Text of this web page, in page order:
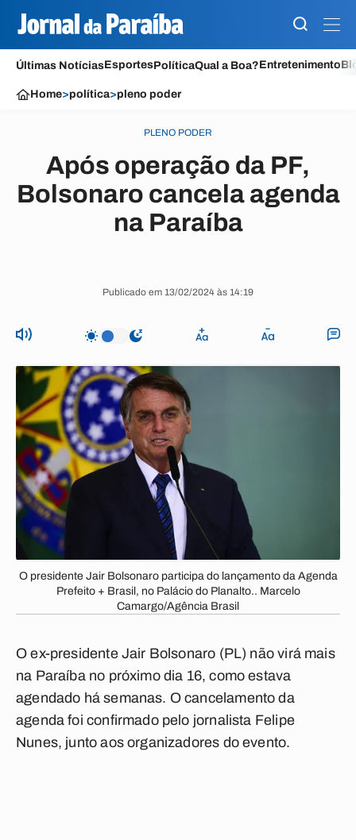
Últimas NotíciasEsportesPolíticaQual a Boa?Entretenimento
Home>política>pleno poder
PLENO PODER
Após operação da PF,
Bolsonaro cancela agenda
na Paraíba
Publicado em 13/02/2024 às 14:19
O presidente Jair Bolsonaro participa do lançamento da Agenda
Prefeito + Brasil, no Palácio do Planalto.. Marcelo
Camargo/Agência Brasil
O ex-presidente Jair Bolsonaro (PL) não virá mais
na Paraíba no próximo dia 16, como estava
agendado há semanas. O cancelamento da
agenda foi confirmado pelo jornalista Felipe
Nunes, junto aos organizadores do evento.